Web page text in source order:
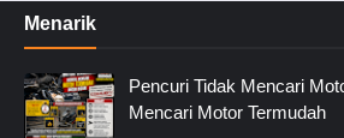
Menarik
Pencuri Tidak Mencari
Mencari Motor Termudah